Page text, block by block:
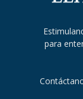
para